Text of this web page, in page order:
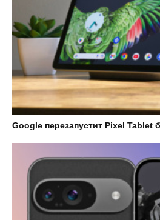
Google перезапустит Pixel Tablet